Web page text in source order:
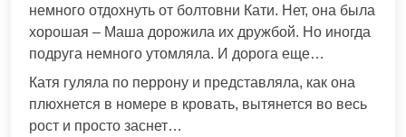
немного отдохнуть от болтовни Кати. Нет, она была
хорошая – Маша дорожила их дружбой. Но иногда
подруга немного утомляла. И дорога еще…
Катя гуляла по перрону и представляла, как она
плюхнется в номере в кровать, вытянется во весь
рост и просто заснет…